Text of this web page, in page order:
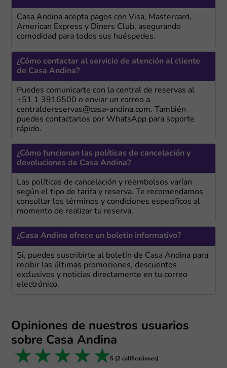
Casa Andina acepta pagos con Visa, Mastercard,
American Express y Diners Club, asegurando
comodidad para todos sus huéspedes.
¿Cómo contactar al servicio de atención al cliente
de Casa Andina?
Puedes comunicarte con la central de reservas al
+51 1 3916500 o enviar un correo a
centraldereservas@casa-andina.com. También
puedes contactarlos por WhatsApp para soporte
rápido.
¿Cómo funcionan las políticas de cancelación y
devoluciones de Casa Andina?
Las políticas de cancelación y reembolsos varían
según el tipo de tarifa y reserva. Te recomendamos
consultar los términos y condiciones específicos al
momento de realizar tu reserva.
¿Casa Andina ofrece un boletín informativo?
Sí, puedes suscribirte al boletín de Casa Andina para
recibir las últimas promociones, descuentos
exclusivos y noticias directamente en tu correo
electrónico.
Opiniones de nuestros usuarios
sobre Casa Andina
5 stars
4 stars
3 stars
2 stars
1 star 5 (2 calificaciones)